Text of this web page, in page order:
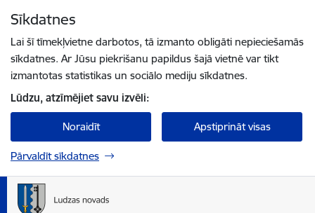
Sīkdatnes
Lai šī tīmekļvietne darbotos, tā izmanto obligāti nepieciešamās
sīkdatnes. Ar Jūsu piekrišanu papildus šajā vietnē var tikt
izmantotas statistikas un sociālo mediju sīkdatnes.
Lūdzu, atzīmējiet savu izvēli:
Noraidīt Apstiprināt visas
Pārvaldīt sīkdatnes